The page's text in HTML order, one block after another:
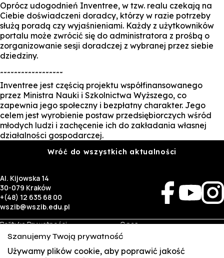
Oprócz udogodnień Inventree, w tzw. realu czekają na
Ciebie doświadczeni doradcy, którzy w razie potrzeby
służą poradą czy wyjaśnieniami. Każdy z użytkowników
portalu może zwrócić się do administratora z prośbą o
zorganizowanie sesji doradczej z wybranej przez siebie
dziedziny.
˜˜˜˜˜˜˜˜˜˜˜˜˜˜˜˜˜˜
Inventree jest częścią projektu współfinansowanego
przez Ministra Nauki i Szkolnictwa Wyższego, co
zapewnia jego społeczny i bezpłatny charakter. Jego
celem jest wyrobienie postaw przedsiębiorczych wśród
młodych ludzi i zachęcenie ich do zakładania własnej
działalności gospodarczej.
Wróć do wszystkich aktualności
Al. Kijowska 14
30-079 Kraków
+(48) 12 635 68 00
wszib@wszib.edu.pl
Polityka Prywatności
RODO
Identyfikacja wizualna
O nas
Rekrutacja
Studia
Kontakt
Szanujemy Twoją prywatność
Używamy plików cookie, aby poprawić jakość